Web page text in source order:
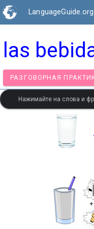
LanguageGuide.org
las
РАЗГОВОРНАЯ
Нажимайте на слова и